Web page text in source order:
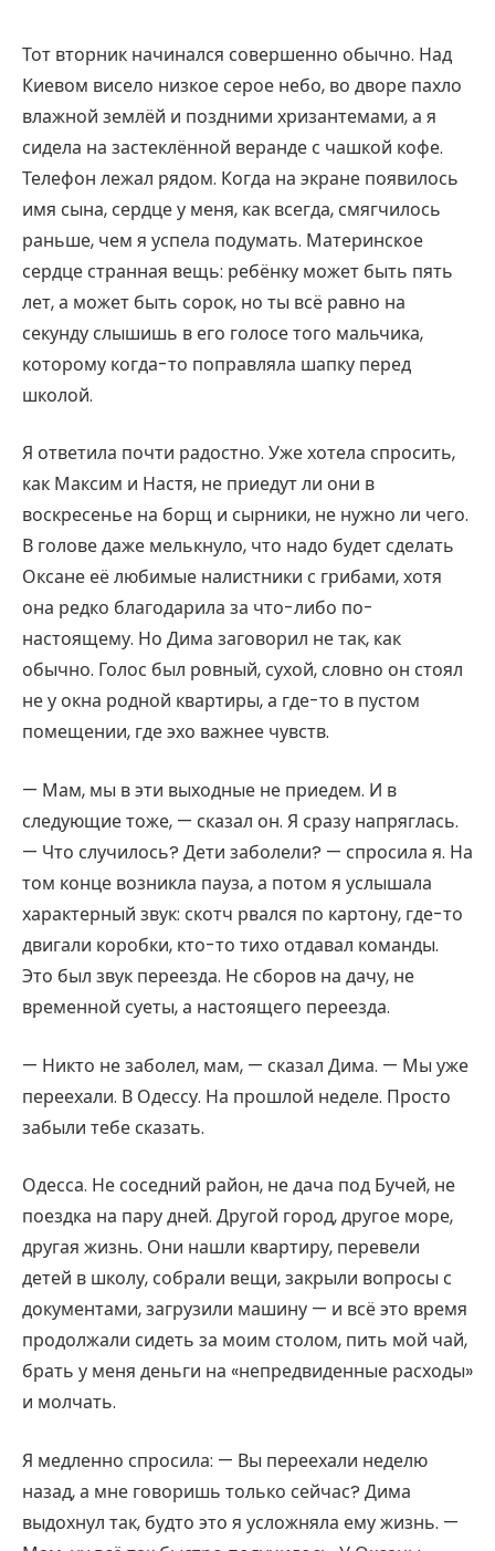
Тот вторник начинался совершенно обычно. Над
Киевом висело низкое серое небо, во дворе пахло
влажной землёй и поздними хризантемами, а я
сидела на застеклённой веранде с чашкой кофе.
Телефон лежал рядом. Когда на экране появилось
имя сына, сердце у меня, как всегда, смягчилось
раньше, чем я успела подумать. Материнское
сердце странная вещь: ребёнку может быть пять
лет, а может быть сорок, но ты всё равно на
секунду слышишь в его голосе того мальчика,
которому когда-то поправляла шапку перед
школой.
Я ответила почти радостно. Уже хотела спросить,
как Максим и Настя, не приедут ли они в
воскресенье на борщ и сырники, не нужно ли чего.
В голове даже мелькнуло, что надо будет сделать
Оксане её любимые налистники с грибами, хотя
она редко благодарила за что-либо по-
настоящему. Но Дима заговорил не так, как
обычно. Голос был ровный, сухой, словно он стоял
не у окна родной квартиры, а где-то в пустом
помещении, где эхо важнее чувств.
— Мам, мы в эти выходные не приедем. И в
следующие тоже, — сказал он. Я сразу напряглась.
— Что случилось? Дети заболели? — спросила я. На
том конце возникла пауза, а потом я услышала
характерный звук: скотч рвался по картону, где-то
двигали коробки, кто-то тихо отдавал команды.
Это был звук переезда. Не сборов на дачу, не
временной суеты, а настоящего переезда.
— Никто не заболел, мам, — сказал Дима. — Мы уже
переехали. В Одессу. На прошлой неделе. Просто
забыли тебе сказать.
Одесса. Не соседний район, не дача под Бучей, не
поездка на пару дней. Другой город, другое море,
другая жизнь. Они нашли квартиру, перевели
детей в школу, собрали вещи, закрыли вопросы с
документами, загрузили машину — и всё это время
продолжали сидеть за моим столом, пить мой чай,
брать у меня деньги на «непредвиденные расходы»
и молчать.
Я медленно спросила: — Вы переехали неделю
назад, а мне говоришь только сейчас? Дима
выдохнул так, будто это я усложняла ему жизнь. —